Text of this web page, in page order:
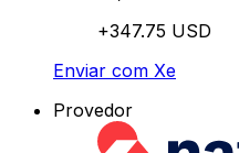
+347.75 USD
Enviar com Xe
Provedor